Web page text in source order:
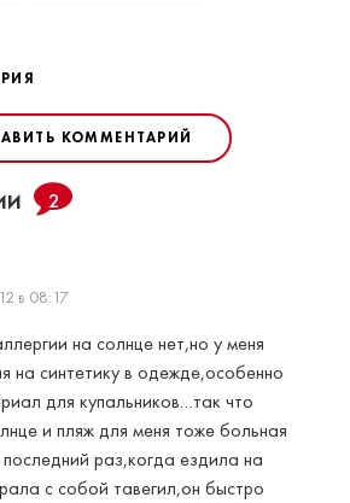
КОММЕНТАРИЙ
2
в 08:17
на солнце нет,но у меня
на синтетику в одежде,особенно
для купальников…так что
и пляж для меня тоже больная
раз,когда ездила на
с собой тавегил,он быстро